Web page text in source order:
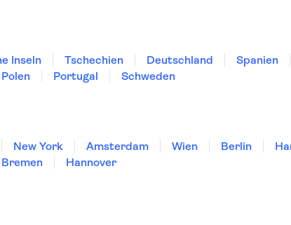
Inseln Tschechien Deutschland Spanien
Polen Portugal
Schweden
New York Amsterdam Wien Berlin
Bremen
Hannover